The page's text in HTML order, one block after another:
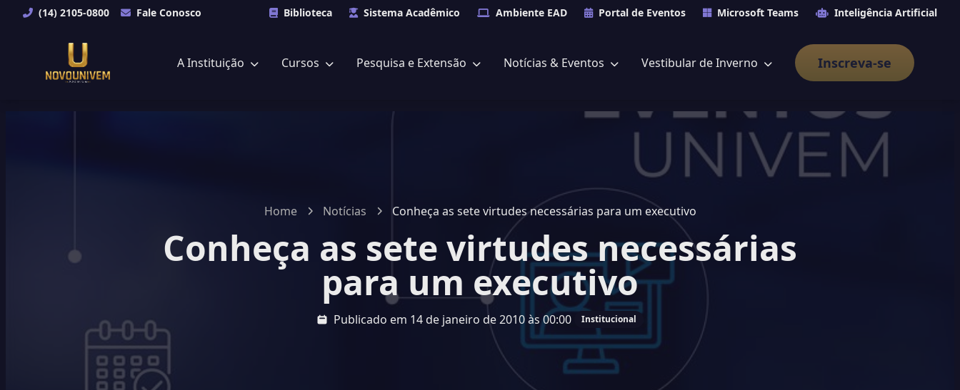
(14) 2105-0800 Fale Conosco Biblioteca Sistema Acadêmico Ambiente EAD Portal de Eventos Microsoft Teams Inteligência Artificial
A Instituição Cursos Pesquisa e Extensão Notícias & Eventos Vestibular de Inverno Inscreva-se
Home Notícias Conheça as sete virtudes necessárias para um executivo
Conheça as sete virtudes necessárias
para um executivo
Publicado em 14 de janeiro de 2010 às 00:00 Institucional